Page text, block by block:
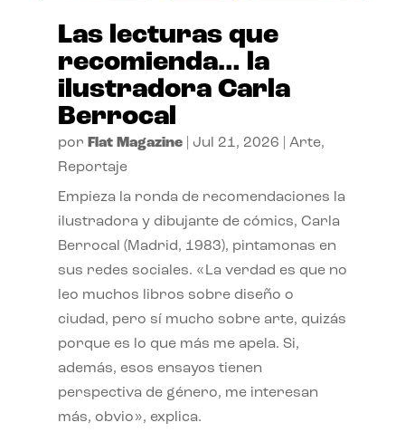
Las lecturas que
recomienda… la
ilustradora Carla
Berrocal
por Flat Magazine| Jul 21, 2026 Arte,
Reportaje
Empieza la ronda de recomendaciones la
ilustradora y dibujante de cómics, Carla
Berrocal (Madrid, 1983), pintamonas en
sus redes sociales. «La verdad es que no
leo muchos libros sobre diseño o
ciudad, pero sí mucho sobre arte, quizás
porque es lo que más me apela. Si,
además, esos ensayos tienen
perspectiva de género, me interesan
más, obvio», explica.